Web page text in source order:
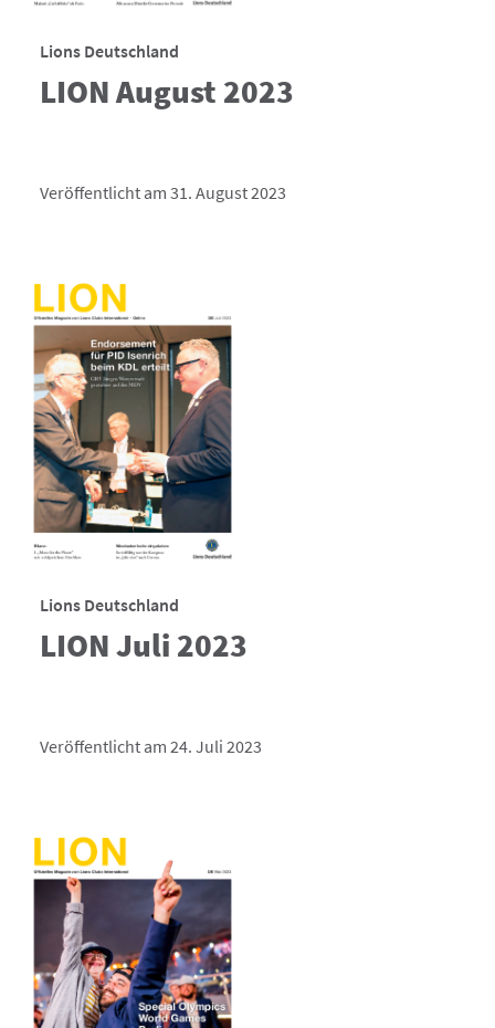
Lions Deutschland
LION August 2023
Veröffentlicht am 31. August 2023
Lions Deutschland
LION Juli 2023
Veröffentlicht am 24. Juli 2023